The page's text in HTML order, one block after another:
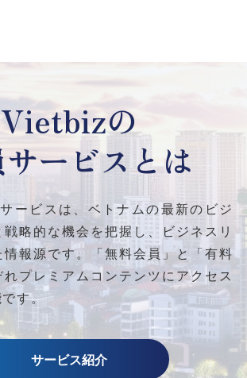
Vietbizの
ービスとは
ービスは、ベトナムの最新のビジ
戦略的な機会を把握し、ビジネスリ
報源です。
「無料会員」と「有料
プレミアムコンテンツにアクセス
す。
サービス紹介